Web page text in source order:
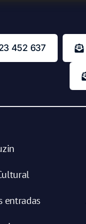
452 637
entradas